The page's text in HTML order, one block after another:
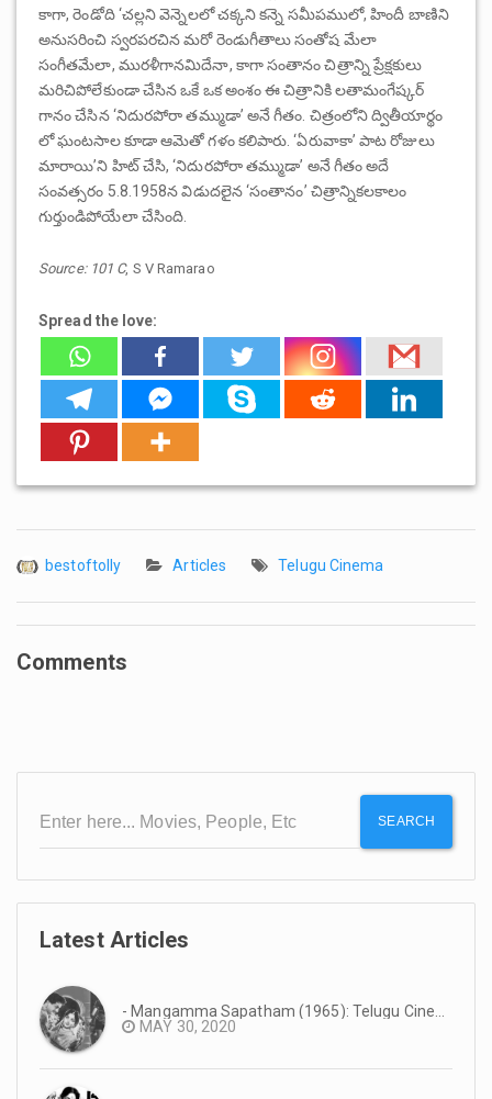
కాగా, రెండోది ‘చల్లని వెన్నెలలో చక్కని కన్నె సమీపములో, హిందీ బాణిని
అనుసరించి స్వరపరచిన మరో రెండుగీతాలు సంతోష మేలా
సంగీతమేలా, మురళీగానమిదేనా, కాగా సంతానం చిత్రాన్ని ప్రేక్షకులు
మరిచిపోలేకుండా చేసిన ఒకే ఒక అంశం ఈ చిత్రానికి లతామంగేష్కర్
గానం చేసిన ‘నిదురపోరా తమ్ముడా’ అనే గీతం. చిత్రంలోని ద్వితీయార్థం
లో ఘంటసాల కూడా ఆమెతో గళం కలిపారు. ‘ఏరువాకా’ పాట రోజులు
మారాయి’ని హిట్ చేసి, ‘నిదురపోరా తమ్ముడా’ అనే గీతం అదే
సంవత్సరం 5.8.1958న విడుదలైన ‘సంతానం’ చిత్రాన్నికలకాలం
గుర్తుండిపోయేలా చేసింది.
Source: 101 C, S V Ramarao
Spread the love:
bestoftolly Articles Telugu Cinema
Comments
SEARCH
Latest Articles
MAY 30, 2020